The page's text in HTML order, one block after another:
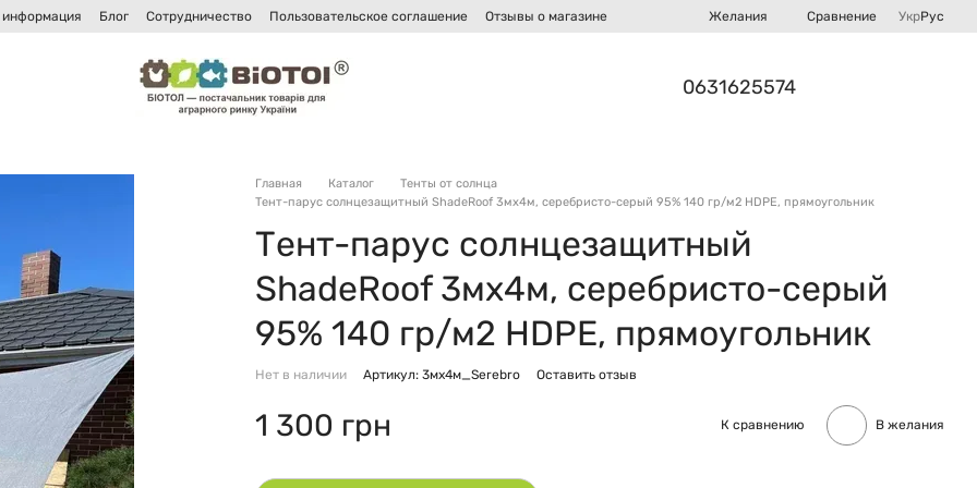
информация Блог Сотрудничество Пользовательское соглашение
Отзывы о магазине
Желания Сравнение УкрРус
0631625574
Главная Каталог
Тенты от солнца
Тент-парус солнцезащитный ShadeRoof 3мх4м, серебристо-серый 95% 140 гр/м2 HDPE, прямоугольник
Тент-парус солнцезащитный
ShadeRoof 3мх4м, серебристо-серый
95% 140 гр/м2 HDPE, прямоугольник
Нет в наличии Артикул: 3мх4м_Serebro Оставить отзыв
1 300 грн К сравнению В желания